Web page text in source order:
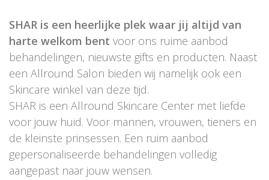
SHAR is een heerlijke plek waar jij altijd van
harte welkom bent voor ons ruime aanbod
behandelingen, nieuwste gifts en producten. Naast
een Allround Salon bieden wij namelijk ook een
Skincare winkel van deze tijd.
SHAR is een Allround Skincare Center met liefde
voor jouw huid. Voor mannen, vrouwen, tieners en
de kleinste prinsessen. Een ruim aanbod
gepersonaliseerde behandelingen volledig
aangepast naar jouw wensen.